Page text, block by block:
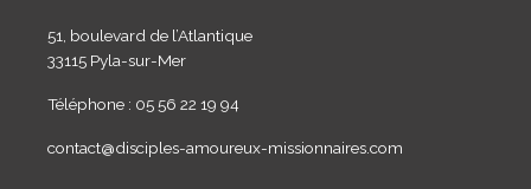
51, boulevard de l’Atlantique
33115 Pyla-sur-Mer
Téléphone : 05 56 22 19 94
contact@disciples-amoureux-missionnaires.com